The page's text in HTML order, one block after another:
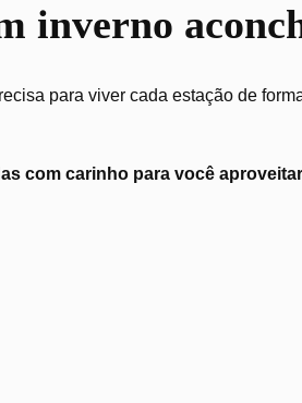
inverno
para viver cada estação de
com carinho para você